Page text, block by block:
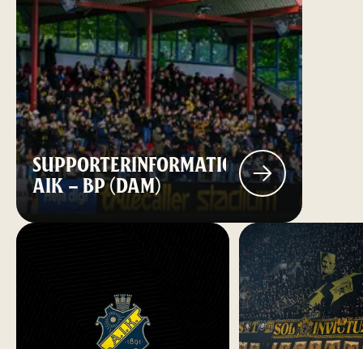
SUPPORTERINFORMATION:
AIK – BP (DAM)